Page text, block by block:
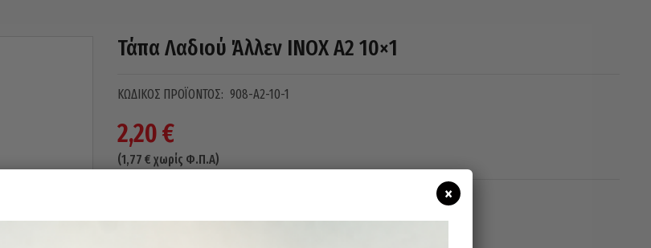
Τάπα Λαδιού Άλλεν INOX A2 10×1
ΚΩΔΙΚΌΣ ΠΡΟΪΌΝΤΟΣ: 908-A2-10-1
2,20€
(1,77 € χωρίς Φ.Π.Α)
×